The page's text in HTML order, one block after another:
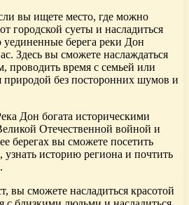
вы ищете место, где можно
городской суеты и насладиться
берега реки Дон
Здесь вы сможете наслаждаться
проводить время с семьей или
природой без посторонних шумов и
Дон богата историческими
Отечественной войной и
берегах вы сможете посетить
историю региона и почтить
вы сможете насладиться красотой